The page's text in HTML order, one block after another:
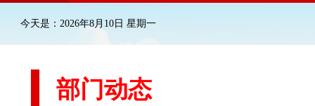
今天是：2026年8月10日 星期一
部门动态